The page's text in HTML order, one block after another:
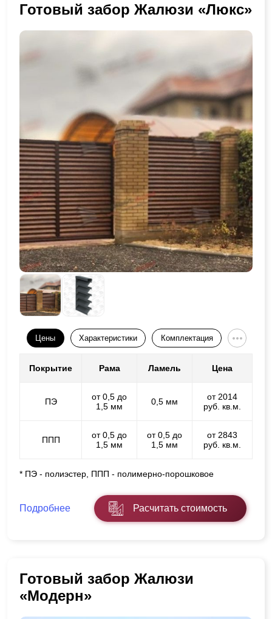
Готовый забор Жалюзи «Люкс»
Цены Характеристики Комплектация
Покрытие Рама Ламель Цена
ПЭ
от 0,5 до
1,5 мм
0,5 мм
от 2014
руб. кв.м.
ППП
от 0,5 до
1,5 мм
от 0,5 до
1,5 мм
от 2843
руб. кв.м.
* ПЭ - полиэстер, ППП - полимерно-порошковое
Подробнее Расчитать стоимость
Готовый забор Жалюзи
«Модерн»